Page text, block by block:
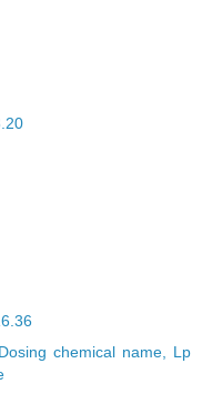
chemical name, Lp